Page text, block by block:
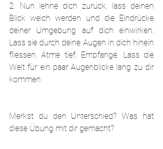
2. Nun lehne dich zurück, lass deinen
Blick weich werden und die Eindrücke
deiner Umgebung auf dich einwirken.
Lass sie durch deine Augen in dich hinein
fliessen. Atme tief. Empfange. Lass die
Welt für ein paar Augenblicke lang zu dir
kommen.
Merkst du den Unterschied? Was hat
diese Übung mit dir gemacht?